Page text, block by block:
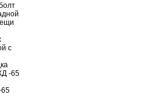
с
-65
65